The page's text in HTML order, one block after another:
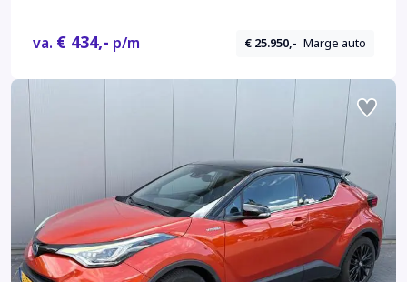
va. € 434,- p/m € 25.950,- Marge auto